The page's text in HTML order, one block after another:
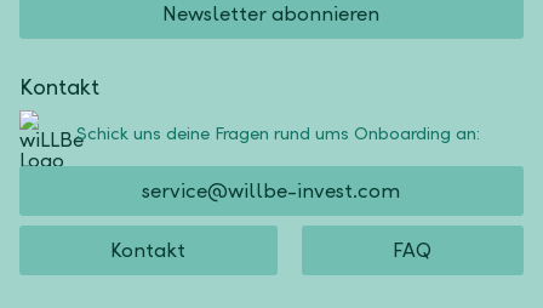
Newsletter abonnieren
Kontakt
Schick uns deine Fragen rund ums Onboarding an:
service@willbe-invest.com
Kontakt FAQ